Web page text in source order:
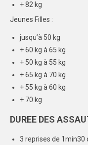
SPORTS
+ 82 kg
Jeunes Filles :
jusqu’à 50 kg
+ 60 kg à 65 kg
+ 50 kg à 55 kg
+ 65 kg à 70 kg
+ 55 kg à 60 kg
+ 70 kg
DUREE DES
3 reprises de 1min30